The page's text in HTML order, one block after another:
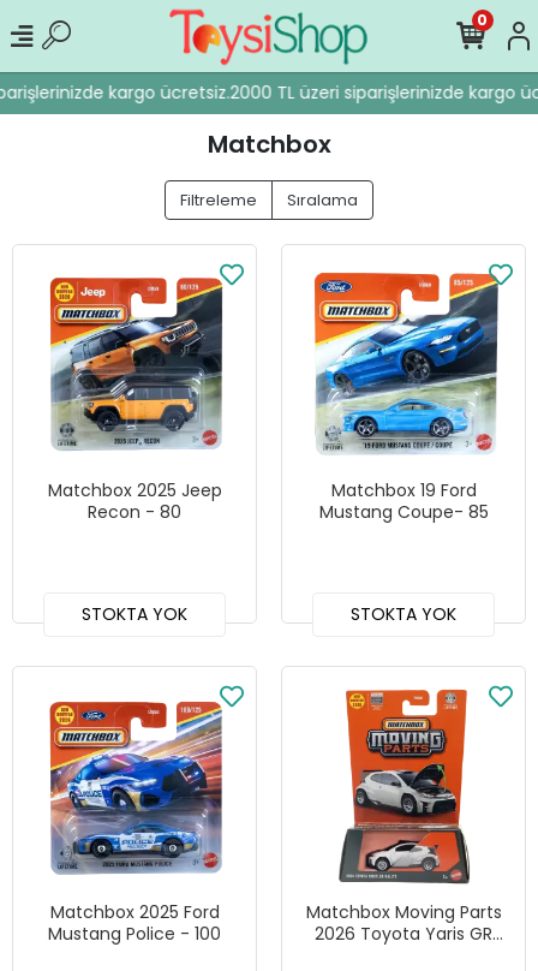
kargo ücretsiz.2000 TL üzeri siparişlerinizde kargo
0
Matchbox
Filtreleme Sıralama
Matchbox 2025 Jeep
Recon - 80
STOKTA YOK
Matchbox 19 Ford
Mustang Coupe- 85
STOKTA YOK
Matchbox 2025 Ford
Mustang Police - 100
Matchbox Moving Parts
2026 Toyota Yaris GR